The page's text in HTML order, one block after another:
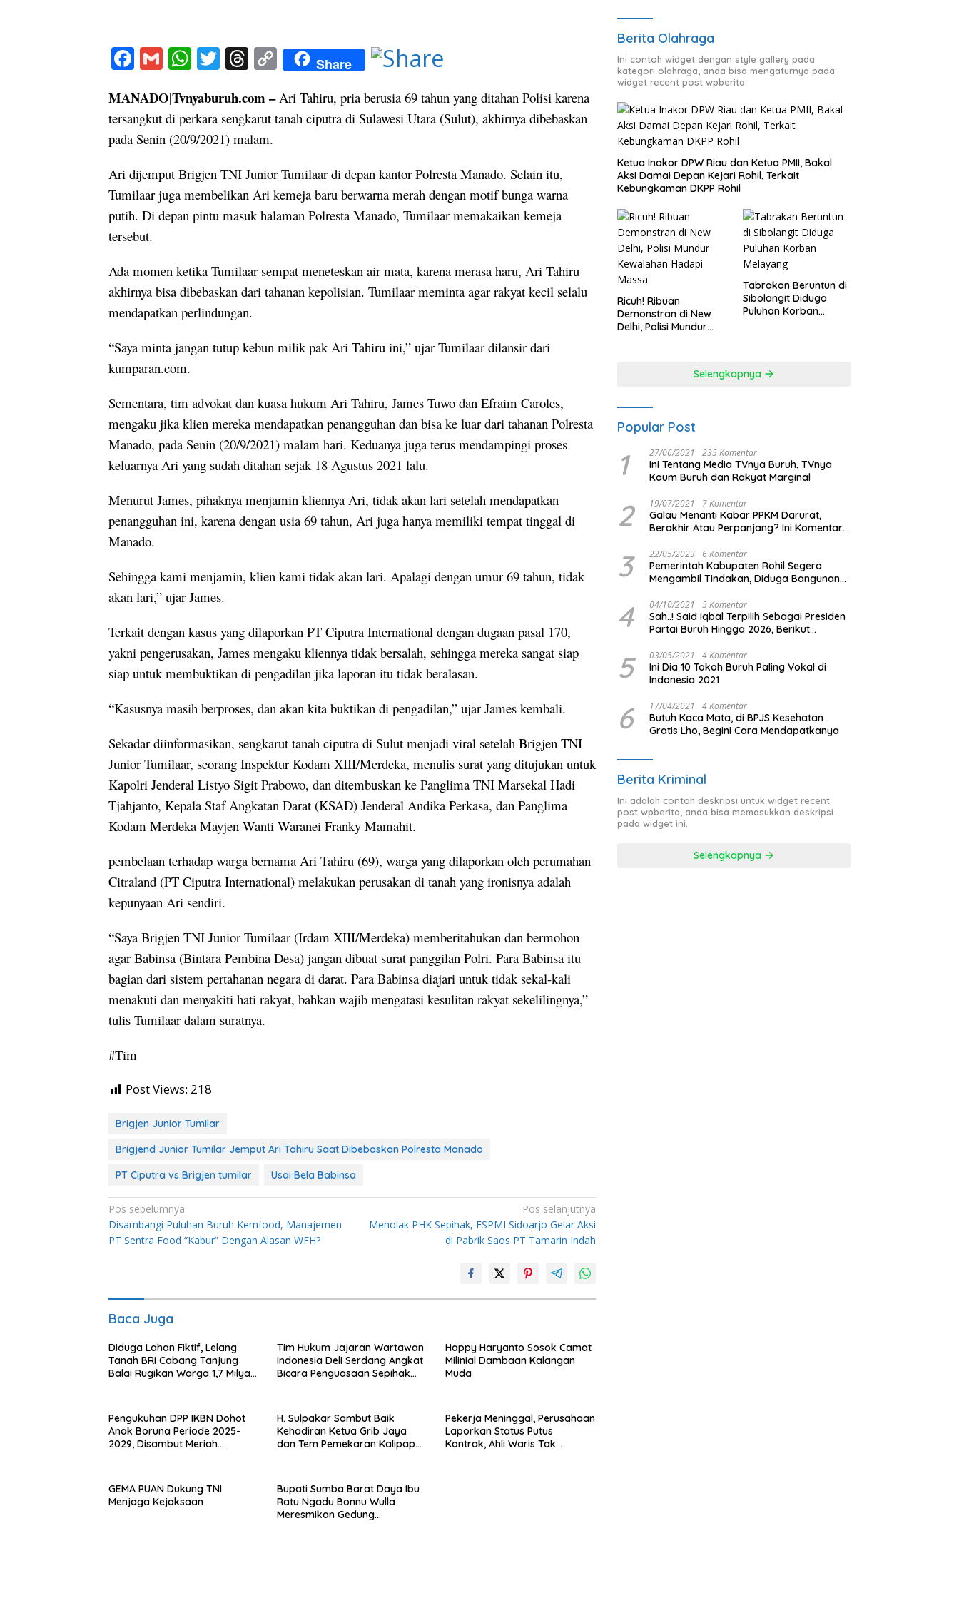
F
e
b
o
o
k
G
ai
l
W
at
s
A
p
p
T
itt
er
T
re
a
d
s
C
o
p
y
n
k
Share
MANADO|Tvnyaburuh.com –Ari Tahiru, pria berusia 69 tahun yang ditahan Polisi karena
tersangkut di perkara sengkarut tanah ciputra di Sulawesi Utara (Sulut), akhirnya dibebaskan
pada Senin (20/9/2021) malam.
Ari dijemput Brigjen TNI Junior Tumilaar di depan kantor Polresta Manado. Selain itu,
Tumilaar juga membelikan Ari kemeja baru berwarna merah dengan motif bunga warna
putih. Di depan pintu masuk halaman Polresta Manado, Tumilaar memakaikan kemeja
tersebut.
Ada momen ketika Tumilaar sempat meneteskan air mata, karena merasa haru, Ari Tahiru
akhirnya bisa dibebaskan dari tahanan kepolisian. Tumilaar meminta agar rakyat kecil selalu
mendapatkan perlindungan.
“Saya minta jangan tutup kebun milik pak Ari Tahiru ini,” ujar Tumilaar dilansir dari
kumparan.com.
Sementara, tim advokat dan kuasa hukum Ari Tahiru, James Tuwo dan Efraim Caroles,
mengaku jika klien mereka mendapatkan penangguhan dan bisa ke luar dari tahanan Polresta
Manado, pada Senin (20/9/2021) malam hari. Keduanya juga terus mendampingi proses
keluarnya Ari yang sudah ditahan sejak 18 Agustus 2021 lalu.
Menurut James, pihaknya menjamin kliennya Ari, tidak akan lari setelah mendapatkan
penangguhan ini, karena dengan usia 69 tahun, Ari juga hanya memiliki tempat tinggal di
Manado.
Sehingga kami menjamin, klien kami tidak akan lari. Apalagi dengan umur 69 tahun, tidak
akan lari,” ujar James.
Terkait dengan kasus yang dilaporkan PT Ciputra International dengan dugaan pasal 170,
yakni pengerusakan, James mengaku kliennya tidak bersalah, sehingga mereka sangat siap
siap untuk membuktikan di pengadilan jika laporan itu tidak beralasan.
“Kasusnya masih berproses, dan akan kita buktikan di pengadilan,” ujar James kembali.
Sekadar diinformasikan, sengkarut tanah ciputra di Sulut menjadi viral setelah Brigjen TNI
Junior Tumilaar, seorang Inspektur Kodam XIII/Merdeka, menulis surat yang ditujukan untuk
Kapolri Jenderal Listyo Sigit Prabowo, dan ditembuskan ke Panglima TNI Marsekal Hadi
Tjahjanto, Kepala Staf Angkatan Darat (KSAD) Jenderal Andika Perkasa, dan Panglima
Kodam Merdeka Mayjen Wanti Waranei Franky Mamahit.
pembelaan terhadap warga bernama Ari Tahiru (69), warga yang dilaporkan oleh perumahan
Citraland (PT Ciputra International) melakukan perusakan di tanah yang ironisnya adalah
kepunyaan Ari sendiri.
“Saya Brigjen TNI Junior Tumilaar (Irdam XIII/Merdeka) memberitahukan dan bermohon
agar Babinsa (Bintara Pembina Desa) jangan dibuat surat panggilan Polri. Para Babinsa itu
bagian dari sistem pertahanan negara di darat. Para Babinsa diajari untuk tidak sekal-kali
menakuti dan menyakiti hati rakyat, bahkan wajib mengatasi kesulitan rakyat sekelilingnya,”
tulis Tumilaar dalam suratnya.
#Tim
Post Views: 218
Brigjen Junior Tumilar
Brigjend Junior Tumilar Jemput Ari Tahiru Saat Dibebaskan Polresta Manado
PT Ciputra vs Brigjen tumilar
Usai Bela Babinsa
Navigasi
pos
Pos sebelumnya
Disambangi Puluhan Buruh Kemfood, Manajemen
PT Sentra Food “Kabur” Dengan Alasan WFH?
Pos selanjutnya
Menolak PHK Sepihak, FSPMI Sidoarjo Gelar Aksi
di Pabrik Saos PT Tamarin Indah
Baca Juga
Diduga Lahan Fiktif, Lelang
Tanah BRI Cabang Tanjung
Balai Rugikan Warga 1,7 Milyar
Tim Hukum Jajaran Wartawan
Indonesia Deli Serdang Angkat
Bicara Penguasaan Sepihak
Happy Haryanto Sosok Camat
Milinial Dambaan Kalangan
Muda
Pengukuhan DPP IKBN Dohot
Anak Boruna Periode 2025-
2029, Disambut Meriah
H. Sulpakar Sambut Baik
Kehadiran Ketua Grib Jaya
dan Tem Pemekaran Kalipapan
Pekerja Meninggal, Perusahaan
Laporkan Status Putus
Kontrak, Ahli Waris Tak
GEMA PUAN Dukung TNI
Menjaga Kejaksaan
Bupati Sumba Barat Daya Ibu
Ratu Ngadu Bonnu Wulla
Meresmikan Gedung
Berita Olahraga
Ini contoh widget dengan style gallery pada
kategori olahraga, anda bisa mengaturnya pada
widget recent post wpberita.
Ketua Inakor DPW Riau dan Ketua PMII, Bakal
Aksi Damai Depan Kejari Rohil, Terkait
Kebungkaman DKPP Rohil
Ricuh! Ribuan
Demonstran di New
Delhi, Polisi Mundur
Tabrakan Beruntun di
Sibolangit Diduga
Puluhan Korban
Selengkapnya
Popular Post
1 27/06/2021 235 Komentar
Ini Tentang Media TVnya Buruh, TVnya
Kaum Buruh dan Rakyat Marginal
2 19/07/2021 7 Komentar
Galau Menanti Kabar PPKM Darurat,
Berakhir Atau Perpanjang? Ini Komentar
3 22/05/2023 6 Komentar
Pemerintah Kabupaten Rohil Segera
Mengambil Tindakan, Diduga Bangunan
4 04/10/2021 5 Komentar
Sah..! Said Iqbal Terpilih Sebagai Presiden
Partai Buruh Hingga 2026, Berikut
5 03/05/2021 4 Komentar
Ini Dia 10 Tokoh Buruh Paling Vokal di
Indonesia 2021
6 17/04/2021 4 Komentar
Butuh Kaca Mata, di BPJS Kesehatan
Gratis Lho, Begini Cara Mendapatkanya
Berita Kriminal
Ini adalah contoh deskripsi untuk widget recent
post wpberita, anda bisa memasukkan deskripsi
pada widget ini.
Selengkapnya